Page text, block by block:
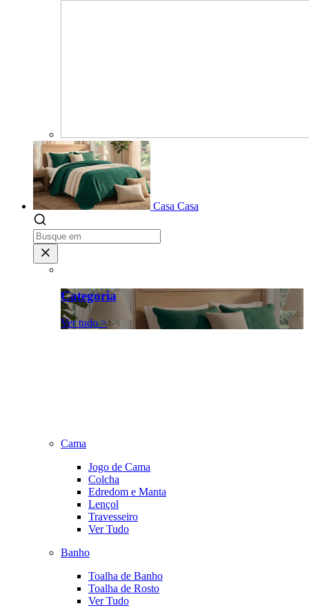
Casa Casa
Categoria
Ver tudo >
Cama
Jogo de Cama
Colcha
Edredom e Manta
Lençol
Travesseiro
Ver Tudo
Banho
Toalha de Banho
Toalha de Rosto
Ver Tudo